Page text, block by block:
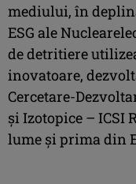
mediului, în
ESG ale
de detritiere
inovatoare,
Cercetare-
și Izotopice – ICSI
lume și prima din